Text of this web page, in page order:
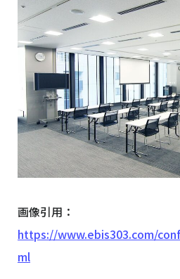
画像引用：
https://www.ebis303.com/
ml